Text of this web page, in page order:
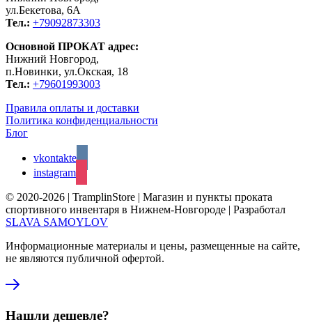
ул.Бекетова, 6А
Тел.: +79092873303
Основной ПРОКАТ адрес:
Нижний Новгород,
п.Новинки, ул.Окская, 18
Тел.: +79601993003
Правила оплаты и доставки
Политика конфиденциальности
Блог
vkontakte
instagram
© 2020-2026 | TramplinStore | Магазин и пункты проката
спортивного инвентаря в Нижнем-Новгороде | Разработал
SLAVA SAMOYLOV
Информационные материалы и цены, размещенные на сайте,
не являются публичной офертой.
Нашли дешевле?